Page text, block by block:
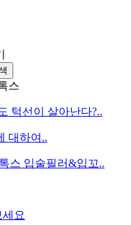
스
턱선이 살아난다?..
대하여..
스 입술필러&입꼬..
요